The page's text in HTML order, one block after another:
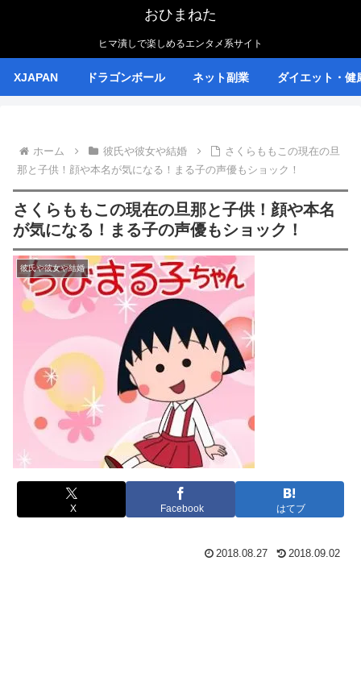
おひまねた
ヒマ潰しで楽しめるエンタメ系サイト
XJAPAN ドラゴンボール ネット副業 ダイエット・健
ホーム 彼氏や彼女や結婚
さくらももこの現在の旦
那と子供！顔や本名が気になる！まる子の声優もショック！
さくらももこの現在の旦那と子供！顔や本名
が気になる！まる子の声優もショック！
彼氏や彼女や結婚
X Facebook はてブ
2018.08.27 2018.09.02